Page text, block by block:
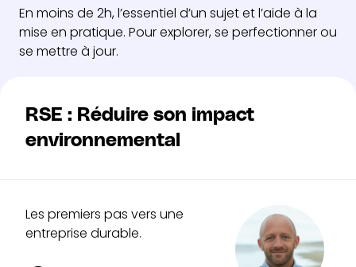
En moins de 2h, l’essentiel d’un sujet et l’aide à la
mise en pratique. Pour explorer, se perfectionner ou
se mettre à jour.
RSE : Réduire son impact
environnemental
Les premiers pas vers une
entreprise durable.